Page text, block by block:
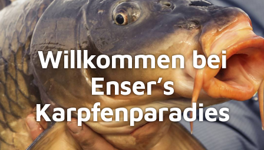
Willkommen bei
Enser’s
Karpfenparadies